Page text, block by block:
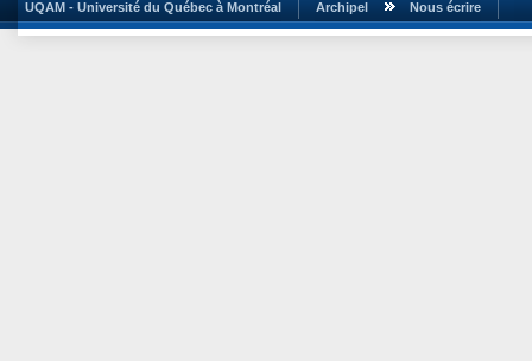
UQAM - Université du Québec à Montréal Archipel Nous écrire